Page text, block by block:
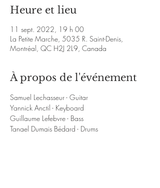
Heure et lieu
11 sept. 2022, 19 h 00
La Petite Marche, 5035 R. Saint-Denis,
Montréal, QC H2J 2L9, Canada
À propos de l'événement
Samuel Lechasseur - Guitar
Yannick Anctil - Keyboard
Guillaume Lefebvre - Bass
Tanael Dumais Bédard - Drums